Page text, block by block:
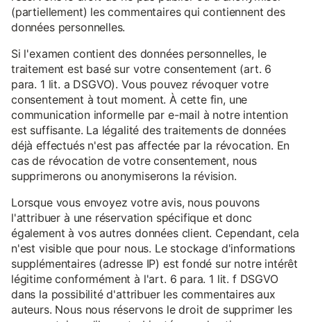
(partiellement) les commentaires qui contiennent des
données personnelles.
Si l'examen contient des données personnelles, le
traitement est basé sur votre consentement (art. 6
para. 1 lit. a DSGVO). Vous pouvez révoquer votre
consentement à tout moment. À cette fin, une
communication informelle par e-mail à notre intention
est suffisante. La légalité des traitements de données
déjà effectués n'est pas affectée par la révocation. En
cas de révocation de votre consentement, nous
supprimerons ou anonymiserons la révision.
Lorsque vous envoyez votre avis, nous pouvons
l'attribuer à une réservation spécifique et donc
également à vos autres données client. Cependant, cela
n'est visible que pour nous. Le stockage d'informations
supplémentaires (adresse IP) est fondé sur notre intérêt
légitime conformément à l'art. 6 para. 1 lit. f DSGVO
dans la possibilité d'attribuer les commentaires aux
auteurs. Nous nous réservons le droit de supprimer les